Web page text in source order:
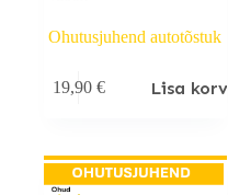
Ohutusjuhend autotõstuk
19,90 € Lisa korvi